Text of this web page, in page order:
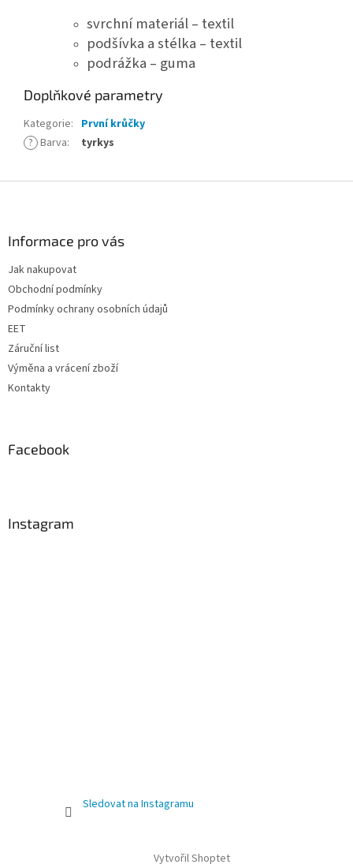
svrchní materiál – textil
podšívka a stélka – textil
podrážka – guma
Doplňkové parametry
Kategorie: První krůčky
? Barva: tyrkys
Informace pro vás
Jak nakupovat
Obchodní podmínky
Podmínky ochrany osobních údajů
EET
Záruční list
Výměna a vrácení zboží
Kontakty
Facebook
Instagram
Sledovat na Instagramu
Vytvořil Shoptet